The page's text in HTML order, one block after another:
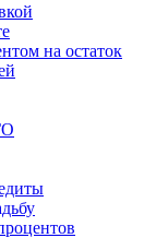
на остаток